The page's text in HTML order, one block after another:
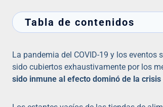
Tabla de contenidos
La pandemia del COVID-19 y los
sido cubiertos exhaustivamente por los
sido inmune al efecto dominó de la